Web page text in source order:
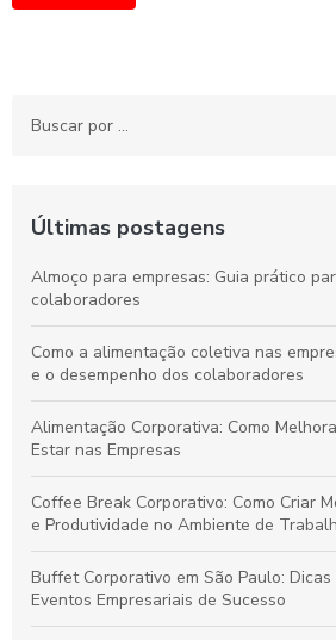
Últimas postagens
Almoço para empresas: Guia prático
colaboradores
Como a alimentação coletiva nas
e o desempenho dos colaboradores
Alimentação Corporativa: Como
Estar nas Empresas
Coffee Break Corporativo: Como Criar
e Produtividade no Ambiente de
Buffet Corporativo em São Paulo: Dicas
Eventos Empresariais de Sucesso